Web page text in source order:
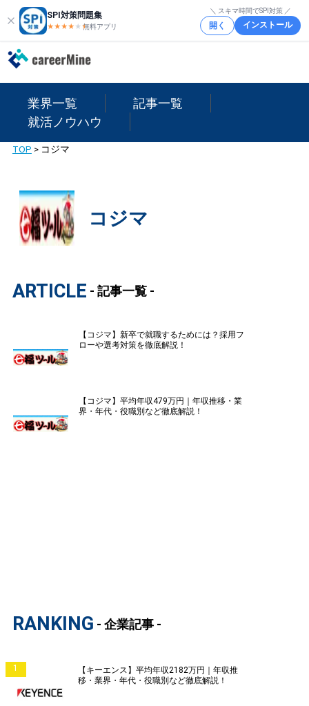
SPI対策問題集
★★★★ ★★
無料アプリ
＼ スキマ時間でSPI対策 ／
開く インストール
業界一覧
記事一覧
就活ノウハウ
TOP > コジマ
コジマ
ARTICLE - 記事一覧 -
【コジマ】新卒で就職するためには？採用フ
ローや選考対策を徹底解説！
【コジマ】平均年収479万円｜年収推移・業
界・年代・役職別など徹底解説！
RANKING - 企業記事 -
1
【キーエンス】平均年収2182万円｜年収推
移・業界・年代・役職別など徹底解説！